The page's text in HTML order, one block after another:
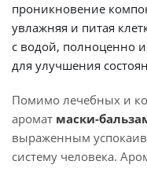
проникновение
увлажняя и питая
с водой, полноценно
для улучшения
Помимо лечебных и
аромат маски-
выраженным
систему человека.